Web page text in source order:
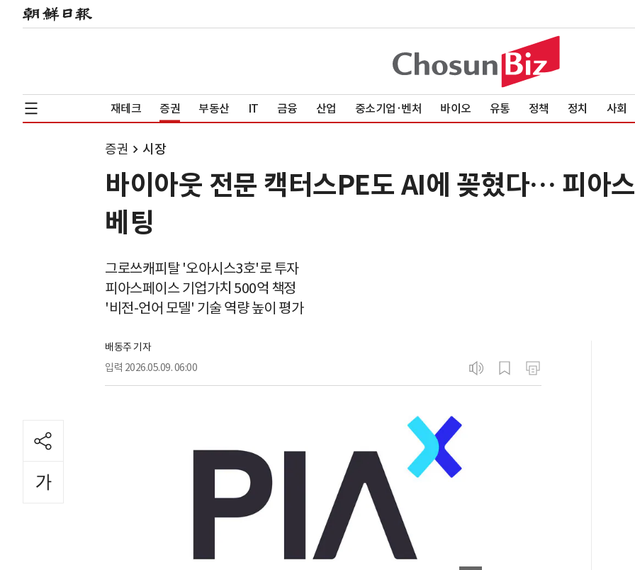
재테크 증권 부동산 IT 금융 산업 중소기업·벤처 바이오 유통 정책 정치 사회
증권 시장
바이아웃 전문 캑터스PE도 AI에 꽂혔다… 피아
베팅
그로쓰캐피탈 '오아시스3호'로 투자
피아스페이스 기업가치 500억 책정
'비전-언어 모델' 기술 역량 높이 평가
배동주 기자
입력 2026.05.09. 06:00